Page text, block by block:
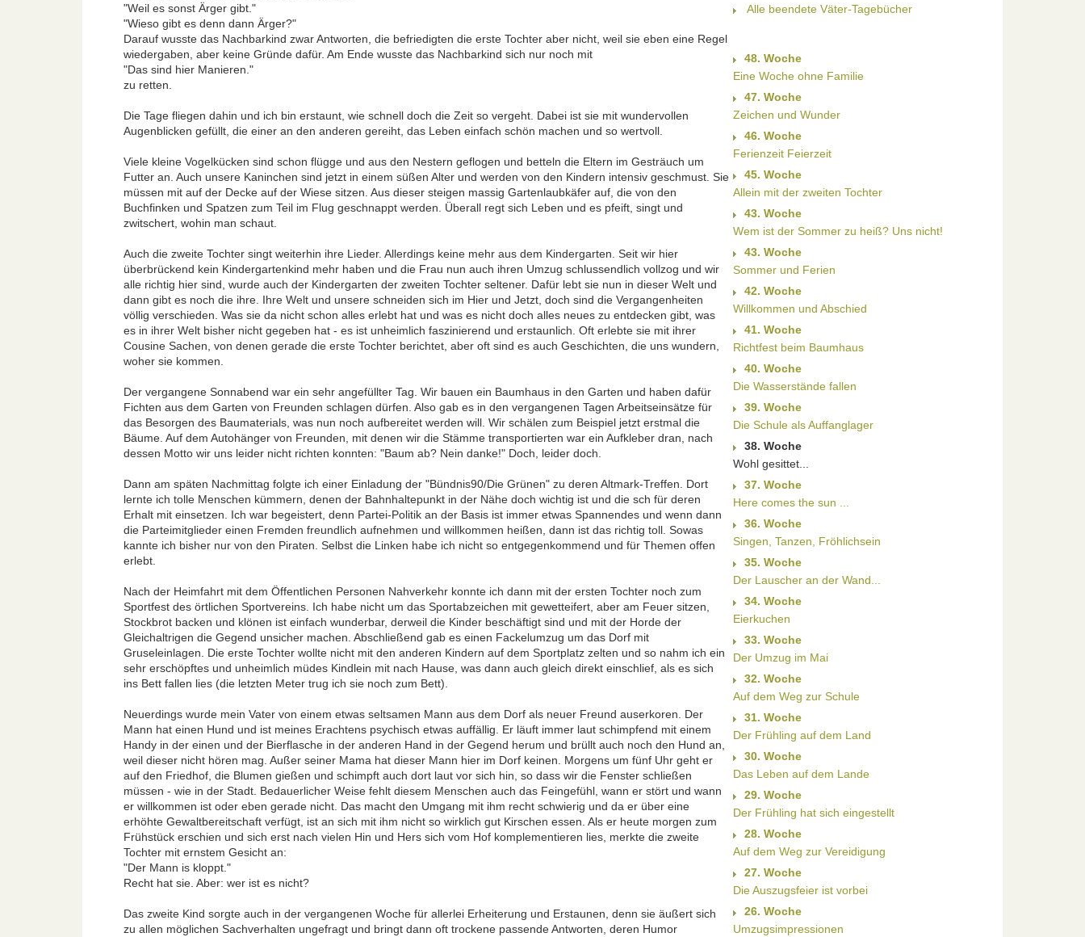
"Weil es sonst Ärger gibt."
"Wieso gibt es denn dann Ärger?"
Darauf wusste das Nachbarkind zwar Antworten, die befriedigten die erste Tochter aber nicht, weil sie eben eine Regel
wiedergaben, aber keine Gründe dafür. Am Ende wusste das Nachbarkind sich nur noch mit
"Das sind hier Manieren."
zu retten.
Die Tage fliegen dahin und ich bin erstaunt, wie schnell doch die Zeit so vergeht. Dabei ist sie mit wundervollen
Augenblicken gefüllt, die einer an den anderen gereiht, das Leben einfach schön machen und so wertvoll.
Viele kleine Vogelkücken sind schon flügge und aus den Nestern geflogen und betteln die Eltern im Gesträuch um
Futter an. Auch unsere Kaninchen sind jetzt in einem süßen Alter und werden von den Kindern intensiv geschmust. Sie
müssen mit auf der Decke auf der Wiese sitzen. Aus dieser steigen massig Gartenlaubkäfer auf, die von den
Buchfinken und Spatzen zum Teil im Flug geschnappt werden. Überall regt sich Leben und es pfeift, singt und
zwitschert, wohin man schaut.
Auch die zweite Tochter singt weiterhin ihre Lieder. Allerdings keine mehr aus dem Kindergarten. Seit wir hier
überbrückend kein Kindergartenkind mehr haben und die Frau nun auch ihren Umzug schlussendlich vollzog und wir
alle richtig hier sind, wurde auch der Kindergarten der zweiten Tochter seltener. Dafür lebt sie nun in dieser Welt und
dann gibt es noch die ihre. Ihre Welt und unsere schneiden sich im Hier und Jetzt, doch sind die Vergangenheiten
völlig verschieden. Was sie da nicht schon alles erlebt hat und was es nicht doch alles neues zu entdecken gibt, was
es in ihrer Welt bisher nicht gegeben hat - es ist unheimlich faszinierend und erstaunlich. Oft erlebte sie mit ihrer
Cousine Sachen, von denen gerade die erste Tochter berichtet, aber oft sind es auch Geschichten, die uns wundern,
woher sie kommen.
Der vergangene Sonnabend war ein sehr angefüllter Tag. Wir bauen ein Baumhaus in den Garten und haben dafür
Fichten aus dem Garten von Freunden schlagen dürfen. Also gab es in den vergangenen Tagen Arbeitseinsätze für
das Besorgen des Baumaterials, was nun noch aufbereitet werden will. Wir schälen zum Beispiel jetzt erstmal die
Bäume. Auf dem Autohänger von Freunden, mit denen wir die Stämme transportierten war ein Aufkleber dran, nach
dessen Motto wir uns leider nicht richten konnten: "Baum ab? Nein danke!" Doch, leider doch.
Dann am späten Nachmittag folgte ich einer Einladung der "Bündnis90/Die Grünen" zu deren Altmark-Treffen. Dort
lernte ich tolle Menschen kümmern, denen der Bahnhaltepunkt in der Nähe doch wichtig ist und die sch für deren
Erhalt mit einsetzen. Ich war begeistert, denn Partei-Politik an der Basis ist immer etwas Spannendes und wenn dann
die Parteimitglieder einen Fremden freundlich aufnehmen und willkommen heißen, dann ist das richtig toll. Sowas
kannte ich bisher nur von den Piraten. Selbst die Linken habe ich nicht so entgegenkommend und für Themen offen
erlebt.
Nach der Heimfahrt mit dem Öffentlichen Personen Nahverkehr konnte ich dann mit der ersten Tochter noch zum
Sportfest des örtlichen Sportvereins. Ich habe nicht um das Sportabzeichen mit gewetteifert, aber am Feuer sitzen,
Stockbrot backen und klönen ist einfach wunderbar, derweil die Kinder beschäftigt sind und mit der Horde der
Gleichaltrigen die Gegend unsicher machen. Abschließend gab es einen Fackelumzug um das Dorf mit
Gruseleinlagen. Die erste Tochter wollte nicht mit den anderen Kindern auf dem Sportplatz zelten und so nahm ich ein
sehr erschöpftes und unheimlich müdes Kindlein mit nach Hause, was dann auch gleich direkt einschlief, als es sich
ins Bett fallen lies (die letzten Meter trug ich sie noch zum Bett).
Neuerdings wurde mein Vater von einem etwas seltsamen Mann aus dem Dorf als neuer Freund auserkoren. Der
Mann hat einen Hund und ist meines Erachtens psychisch etwas auffällig. Er läuft immer laut schimpfend mit einem
Handy in der einen und der Bierflasche in der anderen Hand in der Gegend herum und brüllt auch noch den Hund an,
weil dieser nicht hören mag. Außer seiner Mama hat dieser Mann hier im Dorf keinen. Morgens um fünf Uhr geht er
auf den Friedhof, die Blumen gießen und schimpft auch dort laut vor sich hin, so dass wir die Fenster schließen
müssen - wie in der Stadt. Bedauerlicher Weise fehlt diesem Menschen auch das Feingefühl, wann er stört und wann
er willkommen ist oder eben gerade nicht. Das macht den Umgang mit ihm recht schwierig und da er über eine
erhöhte Gewaltbereitschaft verfügt, ist an sich mit ihm nicht so wirklich gut Kirschen essen. Als er heute morgen zum
Frühstück erschien und sich erst nach vielen Hin und Hers sich vom Hof komplementieren lies, merkte die zweite
Tochter mit ernstem Gesicht an:
"Der Mann is kloppt."
Recht hat sie. Aber: wer ist es nicht?
Das zweite Kind sorgte auch in der vergangenen Woche für allerlei Erheiterung und Erstaunen, denn sie äußert sich
zu allen möglichen Sachverhalten ungefragt und bringt dann oft trockene passende Antworten, deren Humor
Alle beendete Väter-Tagebücher
48. Woche
Eine Woche ohne Familie
47. Woche
Zeichen und Wunder
46. Woche
Ferienzeit Feierzeit
45. Woche
Allein mit der zweiten Tochter
43. Woche
Wem ist der Sommer zu heiß? Uns nicht!
43. Woche
Sommer und Ferien
42. Woche
Willkommen und Abschied
41. Woche
Richtfest beim Baumhaus
40. Woche
Die Wasserstände fallen
39. Woche
Die Schule als Auffanglager
38. Woche
Wohl gesittet...
37. Woche
Here comes the sun ...
36. Woche
Singen, Tanzen, Fröhlichsein
35. Woche
Der Lauscher an der Wand...
34. Woche
Eierkuchen
33. Woche
Der Umzug im Mai
32. Woche
Auf dem Weg zur Schule
31. Woche
Der Frühling auf dem Land
30. Woche
Das Leben auf dem Lande
29. Woche
Der Frühling hat sich eingestellt
28. Woche
Auf dem Weg zur Vereidigung
27. Woche
Die Auszugsfeier ist vorbei
26. Woche
Umzugsimpressionen